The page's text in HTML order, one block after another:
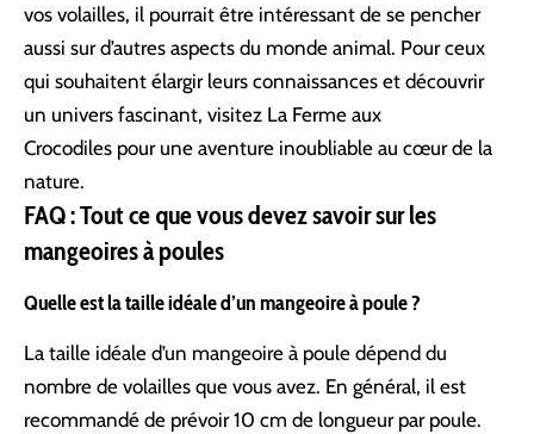
vos volailles, il pourrait être intéressant de se pencher
aussi sur d’autres aspects du monde animal. Pour ceux
qui souhaitent élargir leurs connaissances et découvrir
un univers fascinant, visitez La Ferme aux
Crocodiles pour une aventure inoubliable au cœur de la
nature.
FAQ : Tout ce que vous devez savoir sur les
mangeoires à poules
Quelle est la taille idéale d’un mangeoire à poule ?
La taille idéale d’un mangeoire à poule dépend du
nombre de volailles que vous avez. En général, il est
recommandé de prévoir 10 cm de longueur par poule.